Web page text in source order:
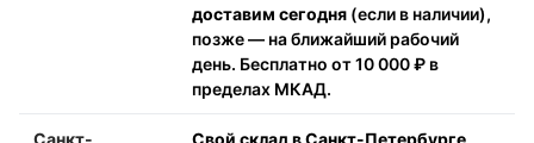
доставим сегодня (если в наличии),
позже — на ближайший рабочий
день. Бесплатно от 10 000 ₽ в
пределах МКАД.
Санкт-
Свой склад в Санкт-Петербурге